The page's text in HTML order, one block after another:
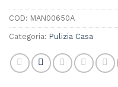
COD: MAN00650A
Categoria: Pulizia Casa